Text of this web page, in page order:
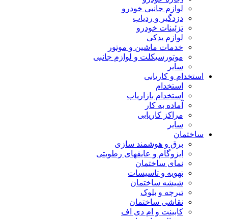
لوازم جانبی خودرو
دزدگیر و ردیاب
تزئینات خودرو
لوازم یدکی
خدمات ماشین و موتور
موتورسیکلت و لوازم جانبی
سایر
استخدام و کاریابی
استخدام
استخدام بازاریاب
آماده به کار
مراکز کاریابی
سایر
ساختمان
برق و هوشمند سازی
ایزوگام و عایقهای رطوبتی
نمای ساختمان
تهویه و تاسیسات
شیشه ساختمان
تیرچه و بلوک
نقاشی ساختمان
کابینت و ام دی اف